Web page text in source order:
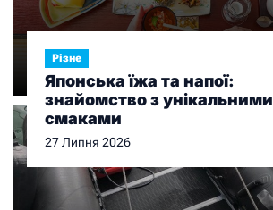
Різне
Японська їжа та напої:
знайомство з унікальними
смаками
27 Липня 2026